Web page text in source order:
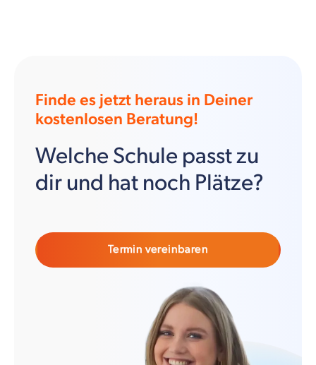
Finde es jetzt heraus in Deiner
kostenlosen Beratung!
Welche Schule passt zu
dir und hat noch Plätze?
Termin vereinbaren